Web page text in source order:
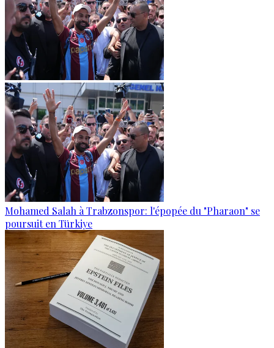
Mohamed Salah à Trabzonspor: l'épopée du "Pharaon" se
poursuit en Türkiye